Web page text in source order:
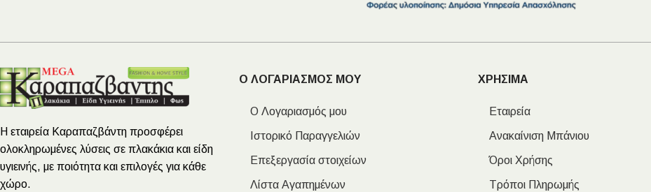
Η εταιρεία Καραπαζβάντη προσφέρει
ολοκληρωμένες λύσεις σε πλακάκια και είδη
υγιεινής, με ποιότητα και επιλογές για κάθε
χώρο.
Ο ΛΟΓΑΡΙΑΣΜΟΣ ΜΟΥ
Ο Λογαριασμός μου
Ιστορικό Παραγγελιών
Επεξεργασία στοιχείων
Λίστα Αγαπημένων
ΧΡΗΣΙΜΑ
Εταιρεία
Ανακαίνιση Μπάνιου
Όροι Χρήσης
Τρόποι Πληρωμής